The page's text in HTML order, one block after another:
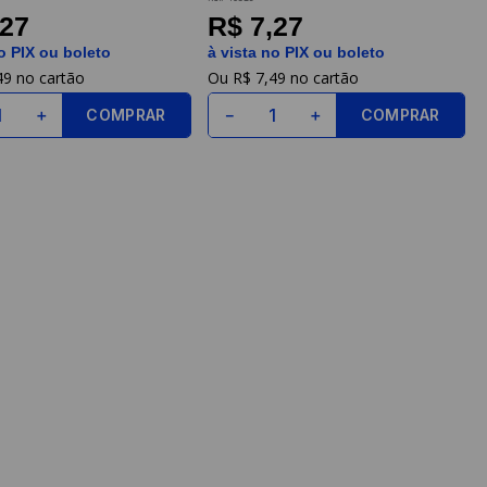
PIX ou boleto
＋ COMPRAR
R$ 7,27
à vista no PIX ou boleto
R$ 7,49
＋
－ COMPRAR